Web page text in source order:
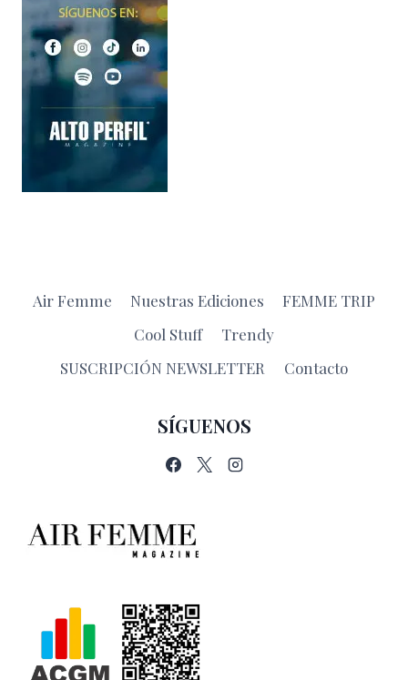
Air Femme Nuestras Ediciones
FEMME TRIP
Cool Stuff
Trendy
SUSCRIPCIÓN NEWSLETTER
Contacto
SÍGUENOS